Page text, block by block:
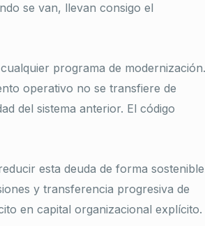
se van, llevan consigo el
programa de modernización.
operativo no se transfiere de
del sistema anterior. El código
esta deuda de forma
y transferencia progresiva de
en capital organizacional explícito.